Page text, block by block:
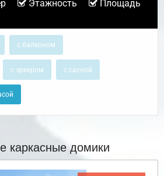
Этажность
Площадь
с балконом
с эркером с сауной
каркасные домики